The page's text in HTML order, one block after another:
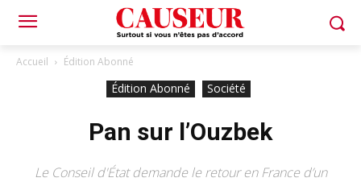
Accueil Édition Abonné
Édition Abonné Société
Pan sur l’Ouzbek
Le Conseil d'État demande le retour en France d’un